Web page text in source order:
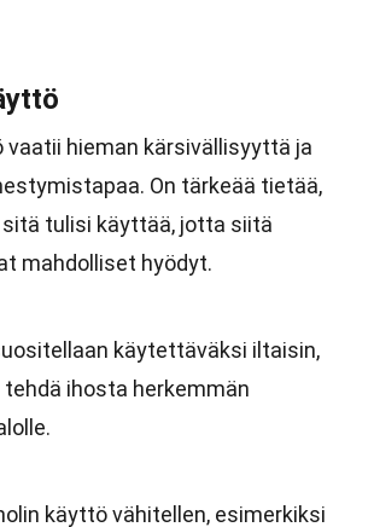
vaatii hieman kärsivällisyyttä ja
On tärkeää tietää,
tulisi käyttää, jotta siitä
mahdolliset hyödyt.
käytettäväksi iltaisin,
tehdä ihosta herkemmän
käyttö vähitellen, esimerkiksi